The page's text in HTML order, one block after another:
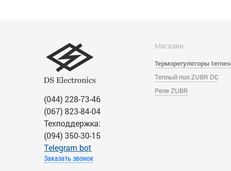
(044) 228-73-46
(067) 823-84-04
Техподдержка:
(094) 350-30-15
Тelegram bot
Заказать звонок
Магазин
Терморегуляторы terneo
Теплый пол ZUBR DC
Реле ZUBR